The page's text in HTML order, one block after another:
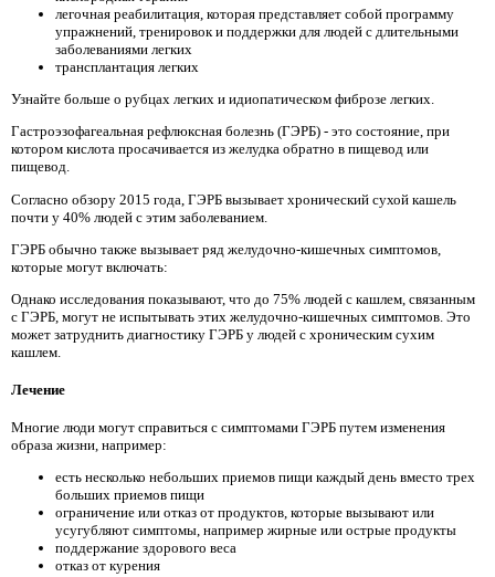
легочная реабилитация, которая представляет собой программу
упражнений, тренировок и поддержки для людей с длительными
заболеваниями легких
трансплантация легких
Узнайте больше о рубцах легких и идиопатическом фиброзе легких.
Гастроэзофагеальная рефлюксная болезнь (ГЭРБ) - это состояние, при
котором кислота просачивается из желудка обратно в пищевод или
пищевод.
Согласно обзору 2015 года, ГЭРБ вызывает хронический сухой кашель
почти у 40% людей с этим заболеванием.
ГЭРБ обычно также вызывает ряд желудочно-кишечных симптомов,
которые могут включать:
Однако исследования показывают, что до 75% людей с кашлем, связанным
с ГЭРБ, могут не испытывать этих желудочно-кишечных симптомов. Это
может затруднить диагностику ГЭРБ у людей с хроническим сухим
кашлем.
Лечение
Многие люди могут справиться с симптомами ГЭРБ путем изменения
образа жизни, например:
есть несколько небольших приемов пищи каждый день вместо трех
больших приемов пищи
ограничение или отказ от продуктов, которые вызывают или
усугубляют симптомы, например жирные или острые продукты
поддержание здорового веса
отказ от курения